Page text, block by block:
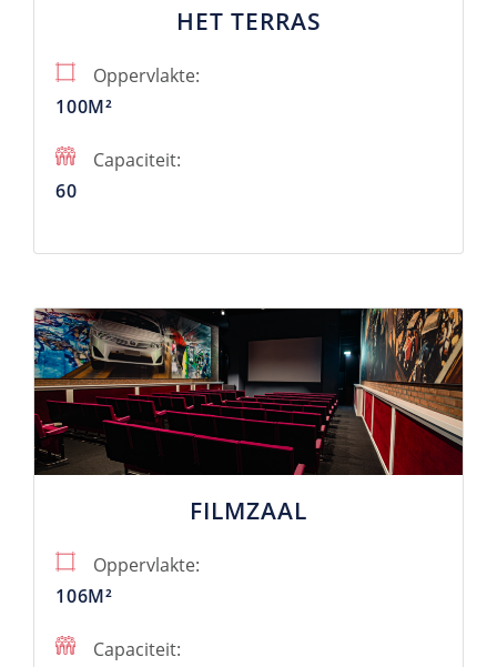
HET TERRAS
Oppervlakte:
100M²
Capaciteit:
60
FILMZAAL
Oppervlakte:
106M²
Capaciteit: